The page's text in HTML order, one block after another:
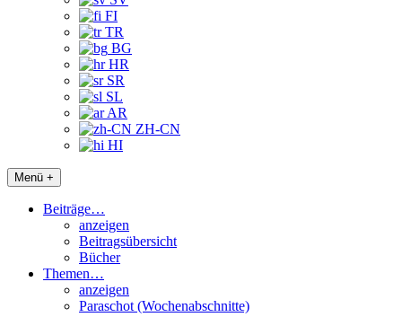
FI
TR
BG
HR
SR
SL
AR
ZH-CN
HI
Menü +
Beiträge…
anzeigen
Beitragsübersicht
Bücher
Themen…
anzeigen
Paraschot (Wochenabschnitte)